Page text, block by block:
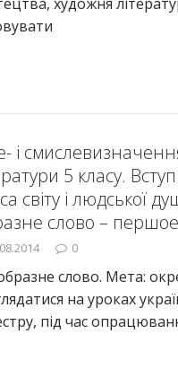
і
5 класу.
світу і людської
слово –
0
слово. Мета:
на уроках
під час